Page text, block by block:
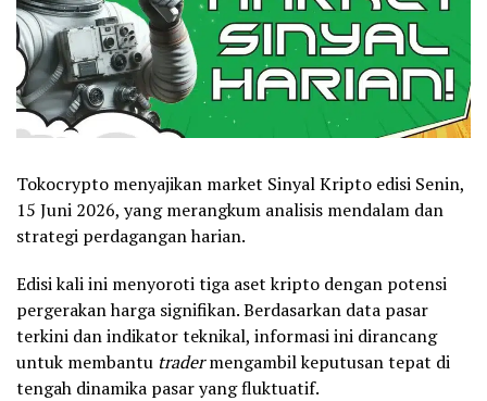
Tokocrypto menyajikan market Sinyal Kripto edisi Senin,
15 Juni 2026, yang merangkum analisis mendalam dan
strategi perdagangan harian.
Edisi kali ini menyoroti tiga aset kripto dengan potensi
pergerakan harga signifikan. Berdasarkan data pasar
terkini dan indikator teknikal, informasi ini dirancang
untuk membantu tradermengambil keputusan tepat di
tengah dinamika pasar yang fluktuatif.